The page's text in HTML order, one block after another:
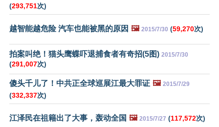
(293,751次)
越智能越危险 汽车也能被黑的原因 🖼️ 2015/7/30 (59,270次)
拍案叫绝！猫头鹰蝶吓退捕食者有奇招(5图) 2015/7/30
(291,007次)
傻头千儿了！中共正全球巡展江最大罪证 🖼️ 2015/7/29
(332,337次)
江泽民在祖籍出了大事，轰动全国 🖼️ 2015/7/27 (117,572次)